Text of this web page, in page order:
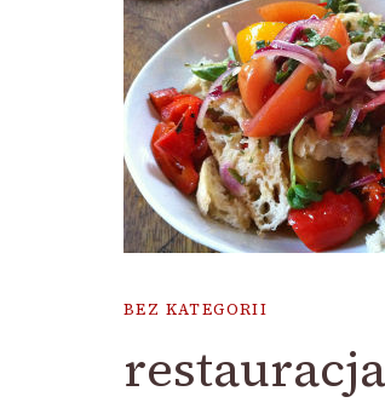
BEZ KATEGORII